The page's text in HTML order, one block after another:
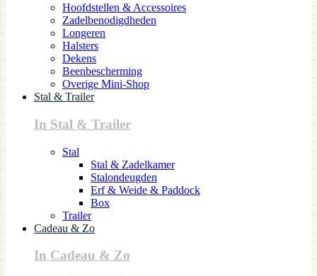
Hoofdstellen & Accessoires
Zadelbenodigdheden
Longeren
Halsters
Dekens
Beenbescherming
Overige Mini-Shop
Stal & Trailer
In Stal & Trailer
Stal
Stal & Zadelkamer
Stalondeugden
Erf & Weide & Paddock
Box
Trailer
Cadeau & Zo
In Cadeau & Zo